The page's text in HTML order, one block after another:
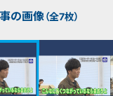
の画像（全7枚）